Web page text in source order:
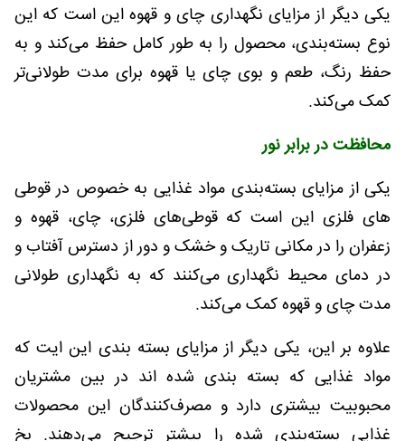
یکی دیگر از مزایای نگهداری چای و قهوه این است که این
نوع بسته‌بندی، محصول را به طور کامل حفظ می‌کند و به
حفظ رنگ، طعم و بوی چای یا قهوه برای مدت طولانی‌تر
کمک می‌کند.
محافظت در برابر نور
یکی از مزایای بسته‌بندی مواد غذایی به خصوص در قوطی
های فلزی این است که قوطی‌های فلزی، چای، قهوه و
زعفران را در مکانی تاریک و خشک و دور از دسترس آفتاب و
در دمای محیط نگهداری می‌کنند که به نگهداری طولانی
مدت چای و قهوه کمک می‌کند.
علاوه بر این، یکی دیگر از مزایای بسته بندی این ایت که
مواد غذایی که بسته بندی شده اند در بین مشتریان
محبوبیت بیشتری دارد و مصرف‌کنندگان این محصولات
غذایی بسته‌بندی‌ شده را بیشتر ترجیح می‌دهند. بخ